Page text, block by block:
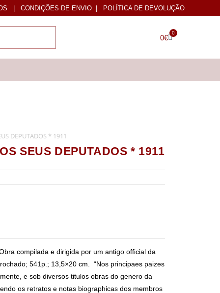
| CONDIÇÕES DE ENVIO | POLÍTICA DE DEVOLUÇÃO
0€
0
DEPUTADOS * 1911
SEUS DEPUTADOS * 1911
compilada e dirigida por um antigo official da
541p.; 13,5×20 cm. “Nos principaes paizes
e sob diversos titulos obras do genero da
os retratos e notas biographicas dos membros